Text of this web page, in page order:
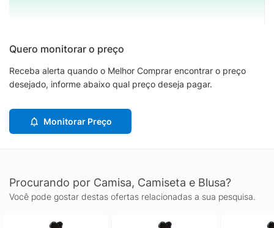
Quero monitorar o preço
Receba alerta quando o Melhor Comprar encontrar o preço
desejado, informe abaixo qual preço deseja pagar.
Monitorar Preço
Procurando por Camisa, Camiseta e Blusa?
Você pode gostar destas ofertas relacionadas a sua pesquisa.